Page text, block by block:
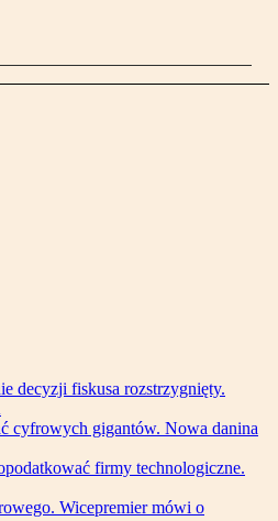
decyzji fiskusa rozstrzygnięty.
cyfrowych gigantów. Nowa danina
firmy technologiczne.
Wicepremier mówi o